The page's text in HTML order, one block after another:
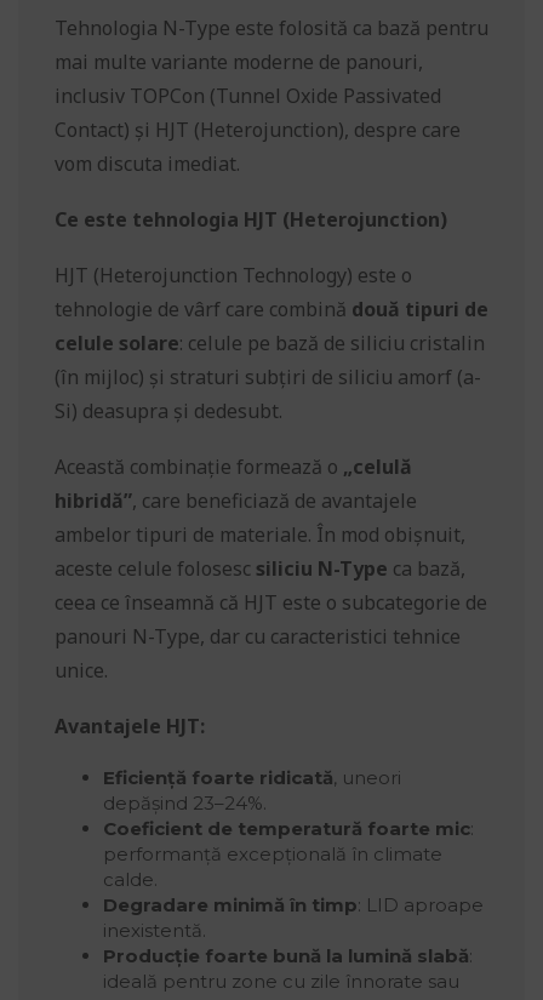
Tehnologia N-Type este folosită ca bază pentru
mai multe variante moderne de panouri,
inclusiv TOPCon (Tunnel Oxide Passivated
Contact) și HJT (Heterojunction), despre care
vom discuta imediat.
Ce este tehnologia HJT (Heterojunction)
HJT (Heterojunction Technology) este o
tehnologie de vârf care combină două tipuri de
celule solare: celule pe bază de siliciu cristalin
(în mijloc) și straturi subțiri de siliciu amorf (a-
Si) deasupra și dedesubt.
Această combinație formează o „celulă
hibridă”, care beneficiază de avantajele
ambelor tipuri de materiale. În mod obișnuit,
aceste celule folosesc siliciu N-Type ca bază,
ceea ce înseamnă că HJT este o subcategorie de
panouri N-Type, dar cu caracteristici tehnice
unice.
Avantajele HJT:
Eficiență foarte ridicată, uneori
depășind 23–24%.
Coeficient de temperatură foarte mic:
performanță excepțională în climate
calde.
Degradare minimă în timp: LID aproape
inexistentă.
Producție foarte bună la lumină slabă:
ideală pentru zone cu zile înnorate sau